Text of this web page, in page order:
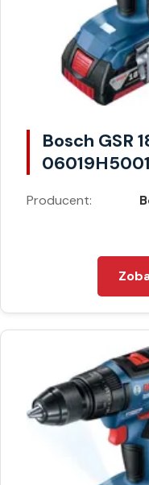
Bosch GSR
06019H5001
Producent: